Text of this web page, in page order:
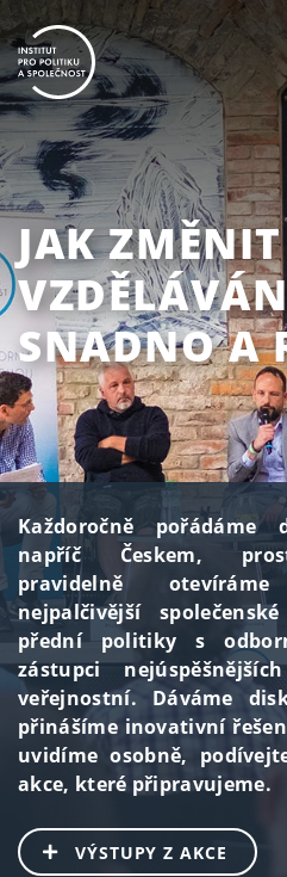
JAK ZMĚNIT
SNADNO A
Každoročně
napříč Českem,
pravidelně
nejpalčivější
přední politiky s
zástupci
veřejnostní. Dáváme
přinášíme inovativní
uvidíme osobně,
akce, které připravujeme.
VÝSTUPY Z AKCE